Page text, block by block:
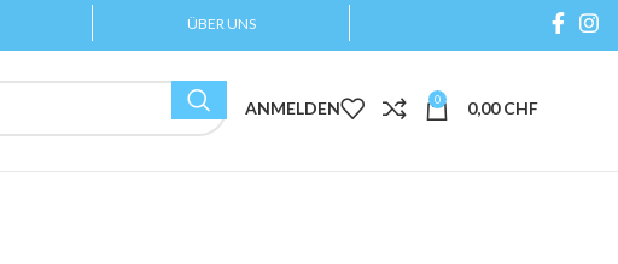
ÜBER UNS
ANMELDEN 0 0,00CHF